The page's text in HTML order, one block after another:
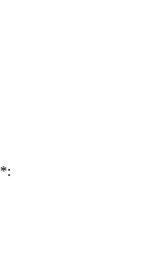
*: